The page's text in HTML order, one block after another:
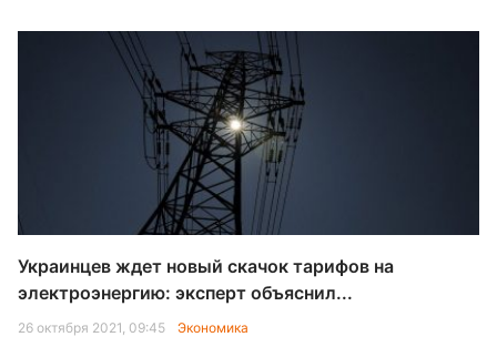
Украинцев ждет новый скачок тарифов на
электроэнергию: эксперт объяснил...
26 октября 2021, 09:45 Экономика